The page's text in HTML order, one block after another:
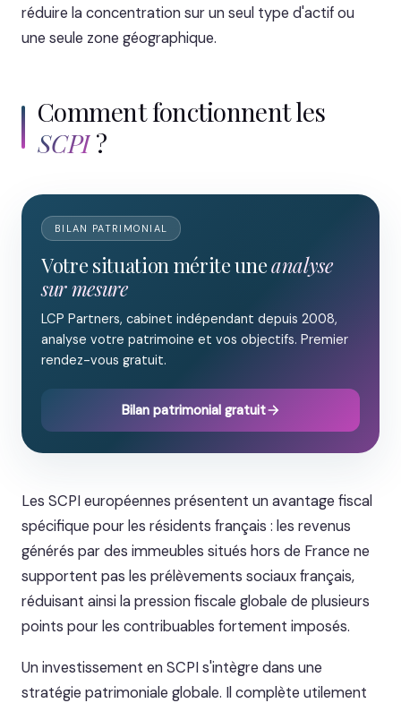
réduire la concentration sur un seul type d'actif ou
une seule zone géographique.
Comment fonctionnent les
SCPI?
BILAN PATRIMONIAL
Votre situation mérite uneanalyse
sur mesure
LCP Partners, cabinet indépendant depuis 2008,
analyse votre patrimoine et vos objectifs. Premier
rendez-vous gratuit.
Bilan patrimonial gratuit
Les SCPI européennes présentent un avantage fiscal
spécifique pour les résidents français : les revenus
générés par des immeubles situés hors de France ne
supportent pas les prélèvements sociaux français,
réduisant ainsi la pression fiscale globale de plusieurs
points pour les contribuables fortement imposés.
Un investissement en SCPI s'intègre dans une
stratégie patrimoniale globale. Il complète utilement